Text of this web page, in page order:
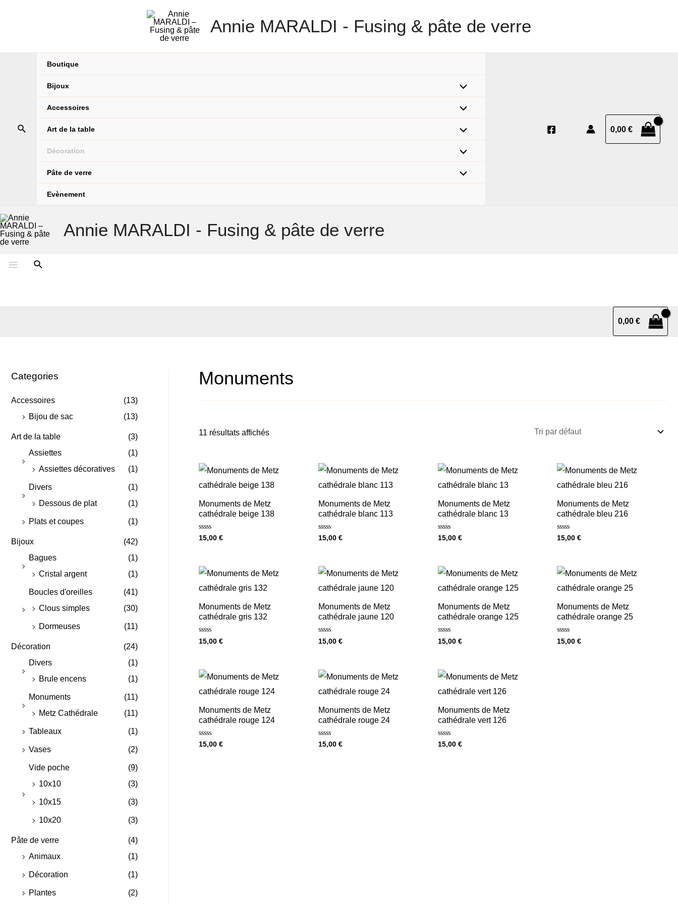
Annie MARALDI - Fusing & pâte de verre
Boutique
Bijoux
Accessoires
Art de la table
Décoration
Pâte de verre
Evènement
0,00 €
Annie MARALDI - Fusing & pâte de verre
0,00 €
Categories
Accessoires
(13)
Bijou de sac
(13)
Art de la table
(3)
Assiettes
(1)
Assiettes décoratives
(1)
Divers
(1)
Dessous de plat
(1)
Plats et coupes (1)
Bijoux
(42)
Bagues
(1)
Cristal argent
(1)
Boucles d'oreilles
(41)
Clous simples
(30)
Dormeuses (11)
Décoration
(24)
Divers
(1)
Brule encens
(1)
Monuments
(11)
Metz Cathédrale
(11)
Tableaux (1)
Vases (2)
Vide poche
(9)
10x10
(3)
10x15 (3)
10x20 (3)
Pâte de verre
(4)
Animaux
(1)
Décoration (1)
Plantes (2)
Monuments
11 résultats affichés
Monuments de Metz
cathédrale beige 138
Note
15,00 €
Monuments de Metz
cathédrale blanc 113
Note
15,00 €
Monuments de Metz
cathédrale blanc 13
Note
15,00 €
Monuments de Metz
cathédrale bleu 216
Note
15,00€
Monuments de Metz
cathédrale gris 132
Note
15,00 €
Monuments de Metz
cathédrale jaune 120
Note
15,00 €
Monuments de Metz
cathédrale orange 125
Note
15,00 €
Monuments de Metz
cathédrale orange 25
Note
15,00€
Monuments de Metz
cathédrale rouge 124
Note
15,00 €
Monuments de Metz
cathédrale rouge 24
Note
15,00 €
Monuments de Metz
cathédrale vert 126
Note
15,00 €